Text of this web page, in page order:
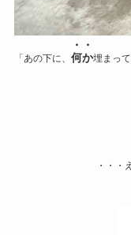
「あの下に、 何か
・・
埋まっ
・・・